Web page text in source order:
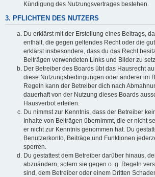
Kündigung des Nutzungsvertrages bestehen.
3. PFLICHTEN DES NUTZERS
Du erklärst mit der Erstellung eines Beitrags,
enthält, die gegen geltendes Recht oder die
erklärst insbesondere, dass du das Recht
Beiträgen verwendeten Links und Bilder zu
Der Betreiber des Boards übt das Hausrecht
diese Nutzungsbedingungen oder anderer im
Regeln kann der Betreiber dich nach
dauerhaft von der Nutzung dieses Boards
Hausverbot erteilen.
Du nimmst zur Kenntnis, dass der Betreiber
Inhalte von Beiträgen übernimmt, die er nicht
er nicht zur Kenntnis genommen hat. Du
Benutzerkonto, Beiträge und Funktionen
sperren.
Du gestattest dem Betreiber darüber hinaus,
abzuändern, sofern sie gegen o. g. Regeln
sind, dem Betreiber oder einem Dritten